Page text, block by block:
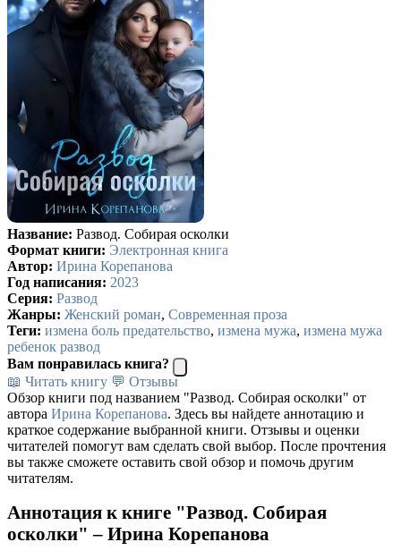
Название: Развод. Собирая осколки
Формат книги: Электронная книга
Автор: Ирина Корепанова
Год написания: 2023
Серия: Развод
Жанры: Женский роман, Современная проза
Теги: измена боль предательство, измена мужа, измена мужа
ребенок развод
Вам понравилась книга?
📖 Читать книгу 💬 Отзывы
Обзор книги под названием "Развод. Собирая осколки" от
автора Ирина Корепанова. Здесь вы найдете аннотацию и
краткое содержание выбранной книги. Отзывы и оценки
читателей помогут вам сделать свой выбор. После прочтения
вы также сможете оставить свой обзор и помочь другим
читателям.
Аннотация к книге "Развод. Собирая
осколки" – Ирина Корепанова